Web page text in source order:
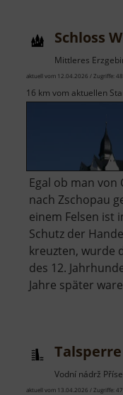
Schloss
Mittleres
aktuell vom 12.04.2026 / Zugriffe:
16 km vom aktuellen
Egal ob man
nach Zschopau
einem Felsen ist
Schutz der
kreuzten, wurde
des 12.
Jahre später
Vodní nádrž
aktuell vom 13.04.2026 / Zugriffe: